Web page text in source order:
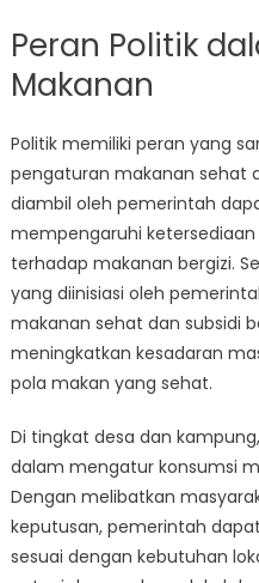
Peran Politik
Makanan
Politik memiliki peran yang
pengaturan makanan sehat
diambil oleh pemerintah
mempengaruhi
terhadap makanan bergizi.
yang diinisiasi oleh
makanan sehat dan subsidi
meningkatkan kesadaran
pola makan yang sehat.
Di tingkat desa dan
dalam mengatur konsumsi
Dengan melibatkan
keputusan, pemerintah
sesuai dengan kebutuhan